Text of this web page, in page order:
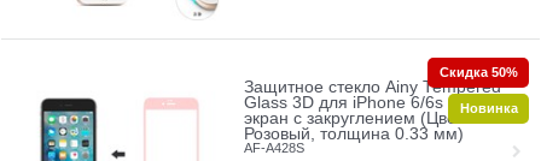
Защитное стекло Ainy Tempered
Glass 3D для iPhone 6/6s на весь
экран с закруглением (Цвет:
Розовый, толщина 0.33 мм)
AF-A428S
Скидка 50%
Новинка